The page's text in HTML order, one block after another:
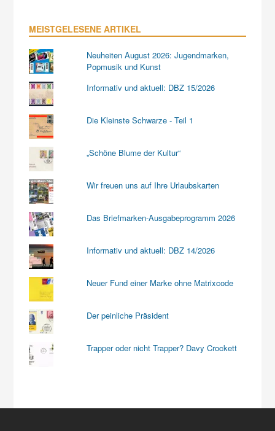
MEISTGELESENE ARTIKEL
Neuheiten August 2026: Jugendmarken,
Popmusik und Kunst
Informativ und aktuell: DBZ 15/2026
Die Kleinste Schwarze - Teil 1
„Schöne Blume der Kultur“
Wir freuen uns auf Ihre Urlaubskarten
Das Briefmarken-Ausgabeprogramm 2026
Informativ und aktuell: DBZ 14/2026
Neuer Fund einer Marke ohne Matrixcode
Der peinliche Präsident
Trapper oder nicht Trapper? Davy Crockett